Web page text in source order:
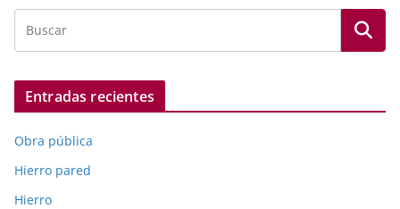
Entradas recientes
Obra pública
Hierro pared
Hierro